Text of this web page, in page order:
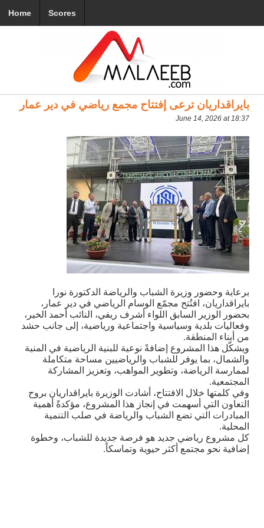
Home Scores
بايراقداريان ترعى إفتتاح مجمع رياضي في دير عمار
June 14, 2026 at 18:37
برعاية وحضور وزيرة الشباب والرياضة الدكتورة نورا
بايراقداريان، افتُتح مجمّع الوسام الرياضي في دير عمار،
بحضور الوزير السابق اللواء أشرف ريفي، النائب أحمد الخير،
وفعاليات بلدية وسياسية واجتماعية ورياضية، إلى جانب حشد
من أبناء المنطقة.
ويشكّل هذا المشروع إضافةً نوعية للبنية الرياضية في المنية
والشمال، بما يوفر للشباب والرياضيين مساحة متكاملة
لممارسة الرياضة، وتطوير المواهب، وتعزيز المشاركة
المجتمعية.
وفي كلمتها خلال الافتتاح، أشادت الوزيرة بايراقداريان بروح
التعاون التي أسهمت في إنجاز هذا المشروع، مؤكدةً أهمية
المبادرات التي تضع الشباب والرياضة في صلب التنمية
المحلية.
كل مشروع رياضي جديد هو فرصة جديدة للشباب، وخطوة
إضافية نحو مجتمع أكثر حيوية وتماسكاً.